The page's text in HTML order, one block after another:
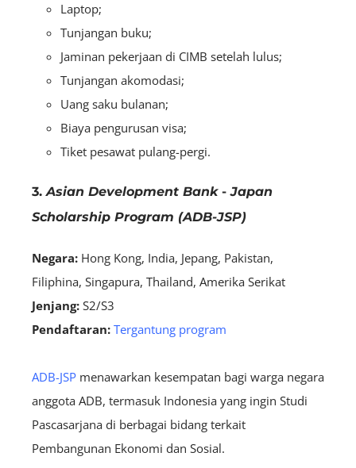
Laptop;
Tunjangan buku;
Jaminan pekerjaan di CIMB setelah lulus;
Tunjangan akomodasi;
Uang saku bulanan;
Biaya pengurusan visa;
Tiket pesawat pulang-pergi.
3.Asian Development Bank-Japan
Scholarship Program (ADB-JSP)
Negara: Hong Kong, India, Jepang, Pakistan,
Filiphina, Singapura, Thailand, Amerika Serikat
Jenjang: S2/S3
Pendaftaran: Tergantung program
ADB-JSP menawarkan kesempatan bagi warga negara
anggota ADB, termasuk Indonesia yang ingin Studi
Pascasarjana di berbagai bidang terkait
Pembangunan Ekonomi dan Sosial.